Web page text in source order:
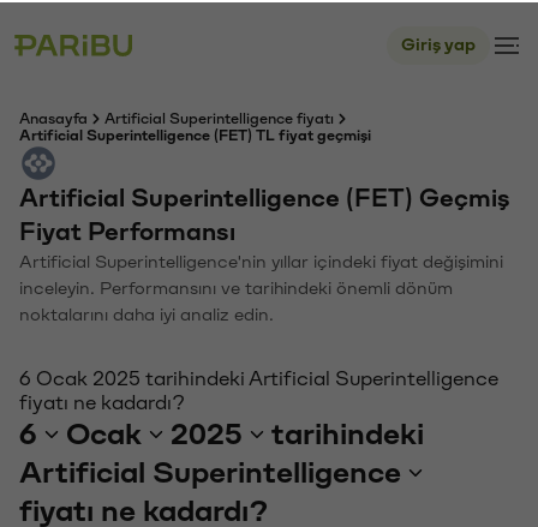
Giriş yap
Anasayfa
Artificial Superintelligence fiyatı
Artificial Superintelligence (FET) TL fiyat geçmişi
Artificial Superintelligence (FET) Geçmiş
Fiyat Performansı
Artificial Superintelligence'nin yıllar içindeki fiyat değişimini
inceleyin. Performansını ve tarihindeki önemli dönüm
noktalarını daha iyi analiz edin.
6 Ocak 2025 tarihindeki Artificial Superintelligence
fiyatı ne kadardı?
6 Ocak 2025
tarihindeki
Artificial Superintelligence
fiyatı ne kadardı?